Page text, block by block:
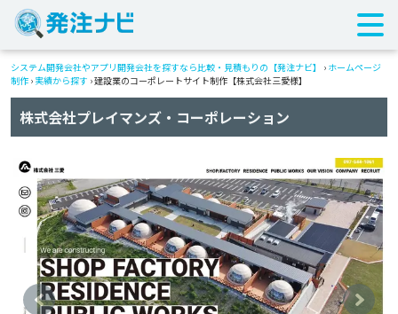
システム開発会社やアプリ開発会社を探すなら比較・見積もりの【発注ナビ】 › ホームページ
制作 › 実績から探す ›建設業のコーポレートサイト制作【株式会社三愛様】
株式会社プレイマンズ・コーポレーション